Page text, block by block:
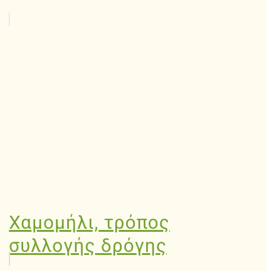
Χαμομήλι, τρόπος
συλλογής δρόγης